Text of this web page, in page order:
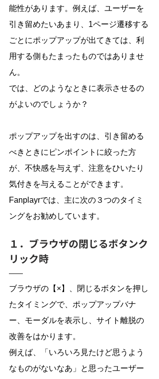
能性があります。例えば、ユーザーを
引き留めたいあまり、1ページ遷移する
ごとにポップアップが出てきては、利
用する側もたまったものではありませ
ん。
では、どのようなときに表示させるの
がよいのでしょうか？
ポップアップを出すのは、引き留める
べきときにピンポイントに絞った方
が、不快感を与えず、注意をひいたり
気付きを与えることができます。
Fanplayrでは、主に次の３つのタイミ
ングをお勧めしています。
１．ブラウザの閉じるボタンク
リック時
ブラウザの【×】、閉じるボタンを押し
たタイミングで、ポップアップバナ
ー、モーダルを表示し、サイト離脱の
改善をはかります。
例えば、「いろいろ見たけど思うよう
なものがないなあ」と思ったユーザー